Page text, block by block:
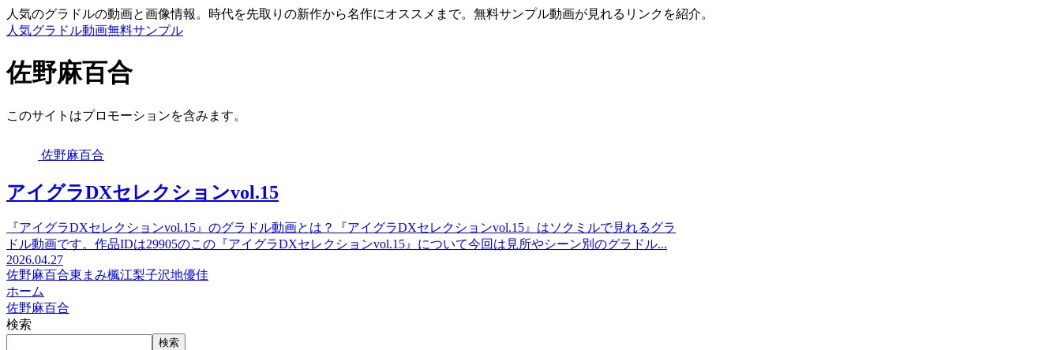
人気のグラドルの動画と画像情報。時代を先取りの新作から名作にオススメまで。無料サンプル動画が見れるリンクを紹介。
人気グラドル動画無料サンプル
佐野麻百合
このサイトはプロモーションを含みます。
佐野麻百合
アイグラDXセレクションvol.15
『アイグラDXセレクションvol.15』のグラドル動画とは？『アイグラDXセレクションvol.15』はソクミルで見れるグラ
ドル動画です。作品IDは29905のこの『アイグラDXセレクションvol.15』について今回は見所やシーン別のグラドル...
2026.04.27
佐野麻百合東まみ楓江梨子沢地優佳
ホーム
佐野麻百合
検索
検索